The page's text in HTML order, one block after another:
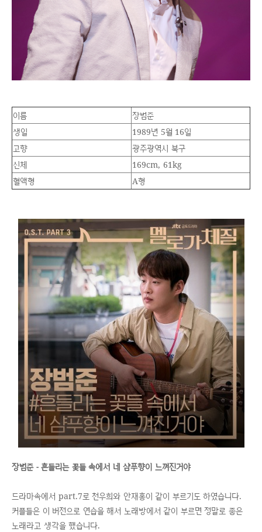
이름
장범준
생일
1989년 5월 16일
고향
광주광역시 북구
신체
169cm, 61kg
혈액형
A형
장범준 - 흔들리는 꽃들 속에서 네 샴푸향이 느껴진거야
드라마속에서 part.7로 천우희와 안재홍이 같이 부르기도 하였습니다.
커플들은 이 버전으로 연습을 해서 노래방에서 같이 부르면 정말로 좋은
노래라고 생각을 했습니다.